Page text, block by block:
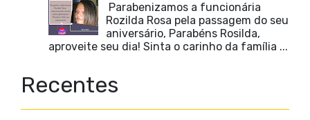
Parabenizamos a funcionária
Rozilda Rosa pela passagem do seu
aniversário, Parabéns Rosilda,
aproveite seu dia! Sinta o carinho da família ...
Recentes